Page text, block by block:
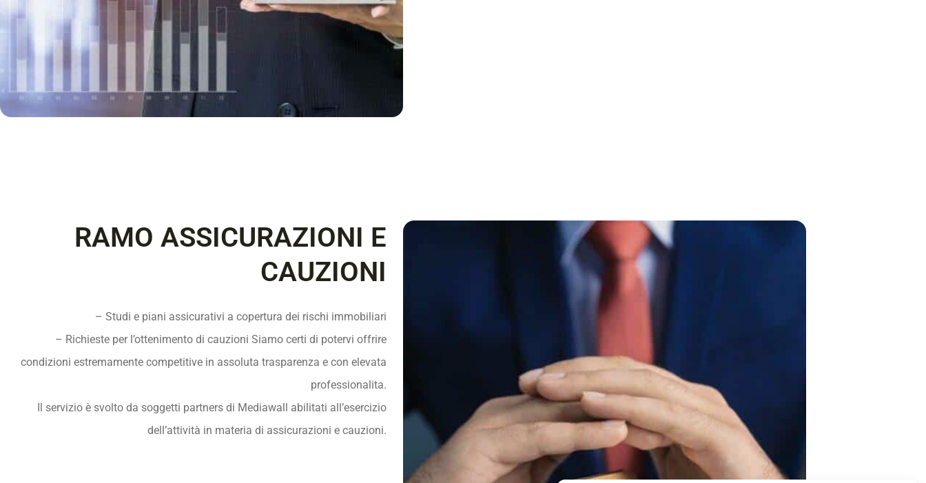
RAMO ASSICURAZIONI E
CAUZIONI
– Studi e piani assicurativi a copertura dei rischi immobiliari
– Richieste per l’ottenimento di cauzioni Siamo certi di potervi offrire
condizioni estremamente competitive in assoluta trasparenza e con elevata
professionalita.
Il servizio è svolto da soggetti partners di Mediawall abilitati all’esercizio
dell’attività in materia di assicurazioni e cauzioni.